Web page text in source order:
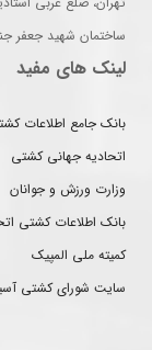
ساختمان شهید جعفر
لینک های مفید
بانک جامع اطلاعات
اتحادیه جهانی کشتی
وزارت ورزش و جوانان
بانک اطلاعات کشتی
کمیته ملی المپیک
سایت شورای کشتی